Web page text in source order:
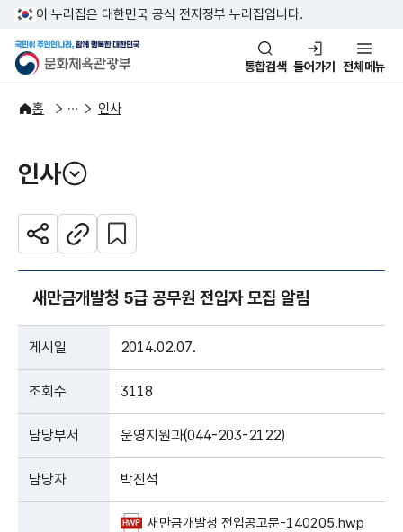
본문 바로가기
주메뉴 바로가기
이 누리집은 대한민국 공식 전자정부 누리집입니다.
문화체육관광부
국민이 주인인 나라, 함께 행복
통합검색 들어가기 전체메뉴
홈
알림·소식
알림 인사
인사
열기
공유하기주소복사
관심 콘텐츠 설정하기
새만금개발청 5급 공무원 전입자 모집 알림
게시일 2014.02.07.
조회수 3118
담당부서 운영지원과(044-203-2122)
담당자 박진석
새만금개발청 전입공고문-140205.hwp